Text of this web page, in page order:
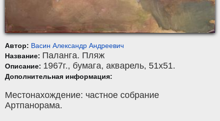
Автор: Васин Александр Андреевич
Название: Паланга. Пляж
Описание: 1967г., бумага, акварель, 51x51.
Дополнительная информация:
Местонахождение: частное собрание
Артпанорама.